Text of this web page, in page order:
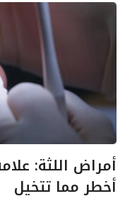
أمراض اللثة:
أخطر مما تتخيل